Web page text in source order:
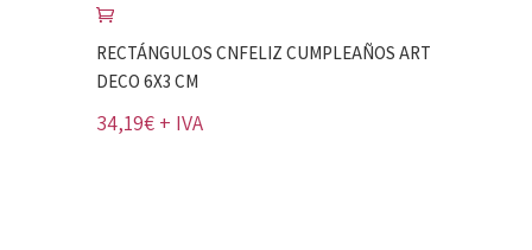
RECTÁNGULOS CNFELIZ CUMPLEAÑOS ART
DECO 6X3 CM
34,19€ + IVA